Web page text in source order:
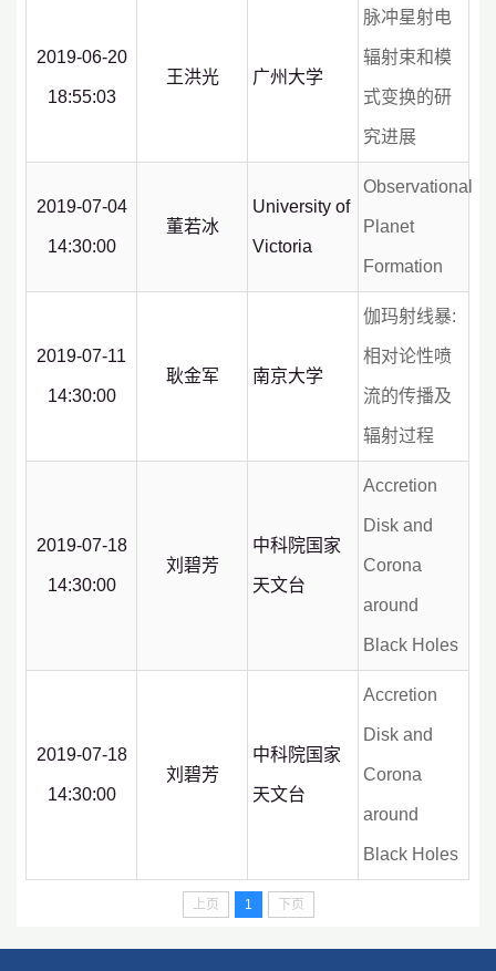
2019-06-20
18:55:03
王洪光 广州大学
脉冲星射电
辐射束和模
式变换的研
究进展
2019-07-04
14:30:00
董若冰
University of
Victoria
Observational
Planet
Formation
2019-07-11
14:30:00
耿金军 南京大学
伽玛射线暴:
相对论性喷
流的传播及
辐射过程
2019-07-18
14:30:00
刘碧芳
中科院国家
天文台
Accretion
Disk and
Corona
around
Black Holes
2019-07-18
14:30:00
刘碧芳
中科院国家
天文台
Accretion
Disk and
Corona
around
Black Holes
上页 1 下页